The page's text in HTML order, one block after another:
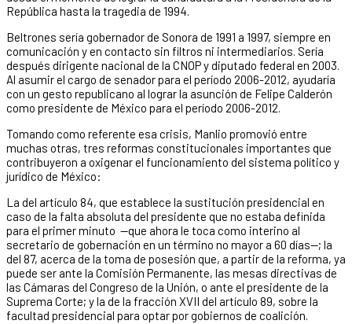
República hasta la tragedia de 1994.
Beltrones sería gobernador de Sonora de 1991 a 1997, siempre en
comunicación y en contacto sin filtros ni intermediarios. Sería
después dirigente nacional de la CNOP y diputado federal en 2003.
Al asumir el cargo de senador para el período 2006-2012, ayudaría
con un gesto republicano al lograr la asunción de Felipe Calderón
como presidente de México para el período 2006-2012.
Tomando como referente esa crisis, Manlio promovió entre
muchas otras, tres reformas constitucionales importantes que
contribuyeron a oxigenar el funcionamiento del sistema político y
jurídico de México:
La del artículo 84, que establece la sustitución presidencial en
caso de la falta absoluta del presidente que no estaba definida
para el primer minuto —que ahora le toca como interino al
secretario de gobernación en un término no mayor a 60 días—; la
del 87, acerca de la toma de posesión que, a partir de la reforma, ya
puede ser ante la Comisión Permanente, las mesas directivas de
las Cámaras del Congreso de la Unión, o ante el presidente de la
Suprema Corte; y la de la fracción XVII del artículo 89, sobre la
facultad presidencial para optar por gobiernos de coalición.